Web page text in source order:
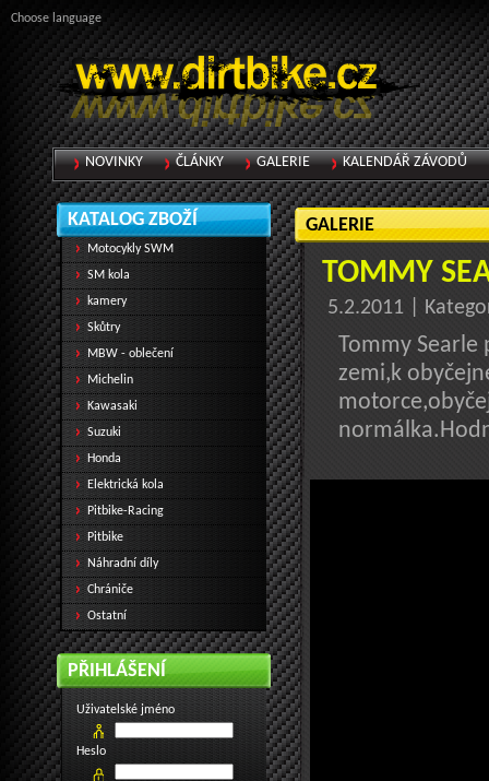
GALERIE
TOMMY
5.2.2011 |
Tommy
zemi,k
KATALOG ZBOŽÍ
Motocykly SWM
SM kola
kamery
Skůtry
MBW - oblečení
Michelin
Kawasaki
Suzuki
Honda
Elektrická kola
Pitbike-Racing
Pitbike
Náhradní díly
Chrániče
Ostatní
PŘIHLÁŠENÍ
Uživatelské jméno
Heslo
NOVINKY ČLÁNKY GALERIE KALENDÁŘ ZÁVODŮ
Choose language